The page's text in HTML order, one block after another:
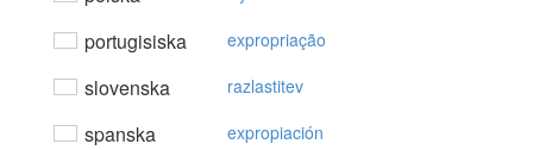
portugisiska expropriação
slovenska razlastitev
spanska expropiación